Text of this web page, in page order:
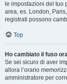
le impostazioni del tuo
area, es. London,
registrati possono
Top
Ho cambiato il fuso
Se sei sicuro di aver
allora l’orario
amministratore per